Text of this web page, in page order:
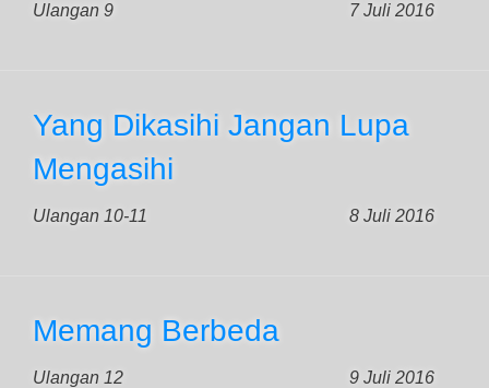
Ulangan 9 7 Juli 2016
Yang Dikasihi Jangan Lupa
Mengasihi
Ulangan 10-11 8 Juli 2016
Memang Berbeda
Ulangan 12 9 Juli 2016